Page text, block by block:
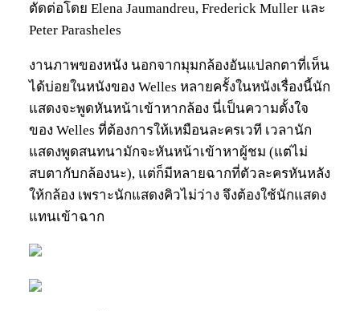
ตัดต่อโดย Elena Jaumandreu, Frederick Muller และ
Peter Parasheles
งานภาพของหนัง นอกจากมุมกล้องอันแปลกตาที่เห็น
ได้บ่อยในหนังของ Welles หลายครั้งในหนังเรื่องนี้นัก
แสดงจะพูดหันหน้าเข้าหากล้อง นี่เป็นความตั้งใจ
ของ Welles ที่ต้องการให้เหมือนละครเวที เวลานัก
แสดงพูดสนทนามักจะหันหน้าเข้าหาผู้ชม (แต่ไม่
สบตากับกล้องนะ), แต่ก็มีหลายฉากที่ตัวละครหันหลัง
ให้กล้อง เพราะนักแสดงคิวไม่ว่าง จึงต้องใช้นักแสดง
แทนเข้าฉาก